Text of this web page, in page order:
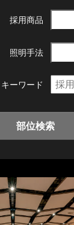
採用商品
照明手法
キーワード
部位検索